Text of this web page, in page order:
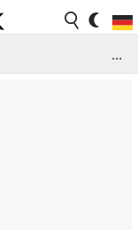
...